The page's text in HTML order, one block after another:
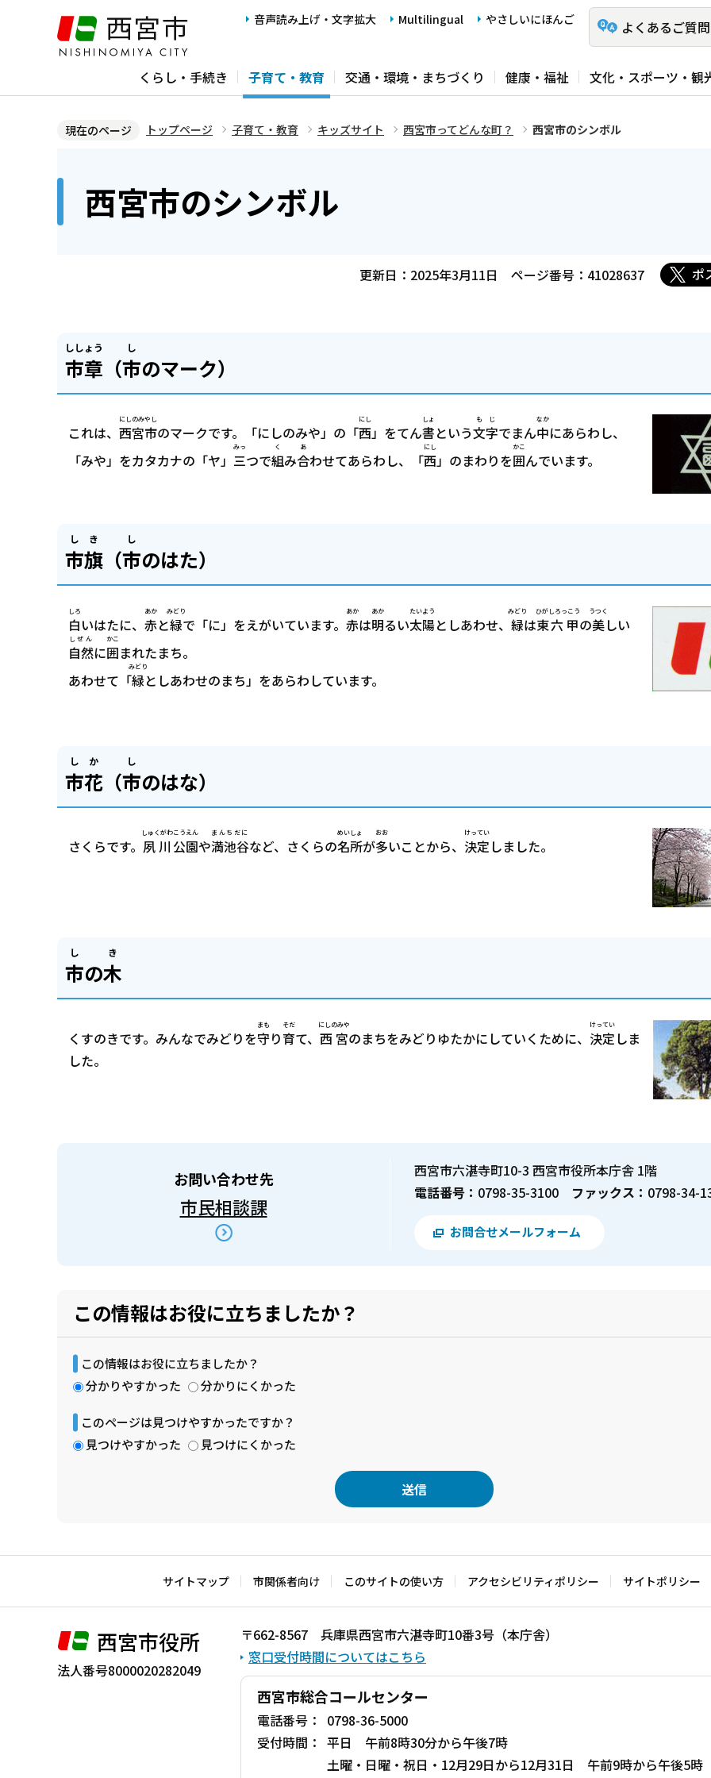
ジ
音声読み上げ・文字拡大 Multilingual やさしいにほんご よくあるご質問
くらし・手続き 子育て・教育 交通・環境・まちづくり 健康・福祉 文化・スポーツ・観
現在のページ トップページ 子育て・教育 キッズサイト 西宮市ってどんな町？ 西宮市のシンボル
西宮市のシンボル
更新日：2025年3月11日 ページ番号：41028637 ポ
市章
ししょう
（市
し
のマーク）
これは、 西宮市
にしのみやし
のマークです。「にしのみや」の「西
にし
」をてん書
しょ
という文字
もじ
でまん中
なか
にあらわし、
「みや」をカタカナの「ヤ」 三
みっ
つで組
く
み合
あ
わせてあらわし、「西
にし
」のまわりを囲
かこ
んでいます。
市旗
しき
（市
し
のはた）
白
しろ
いはたに、 赤
あか
と緑
みどり
で「に」をえがいています。 赤
あか
は明
あか
るい太陽
たいよう
としあわせ、 緑
みどり
は東六甲
ひがしろっこう
の美
うつく
しい
自然
しぜん
に囲
かこ
まれたまち。
あわせて「緑
みどり
としあわせのまち」をあらわしています。
市花
しか
（市
し
のはな）
さくらです。 夙川
しゅくがわ
公園
こうえん
や満池谷
まんちだに
など、さくらの名所
めいしょ
が多
おお
いことから、 決定
けってい
しました。
市
し
の木
き
くすのきです。みんなでみどりを守
まも
り育
そだ
て、 西宮
にしのみや
のまちをみどりゆたかにしていくために、 決定
けってい
しま
した。
お問い合わせ先
市民相談課
西宮市六湛寺町10-3 西宮市役所本庁舎 1階
電話番号： 0798-35-3100 ファックス： 0798-34-
お問合せメールフォーム
この情報はお役に立ちましたか？
この情報はお役に立ちましたか？
分かりやすかった
分かりにくかった
このページは見つけやすかったですか？
見つけやすかった
見つけにくかった
文
で
サイトマップ 市関係者向け このサイトの使い方 アクセシビリティポリシー サイトポリシー
西宮市役所
法人番号8000020282049
〒662-8567 兵庫県西宮市六湛寺町10番3号（本庁舎）
窓口受付時間についてはこちら
西宮市総合コールセンター
電話番号：
0798-36-5000
受付時間： 平日 午前8時30分から午後7時
土曜・日曜・祝日・12月29日から12月31日 午前9時から午後5時